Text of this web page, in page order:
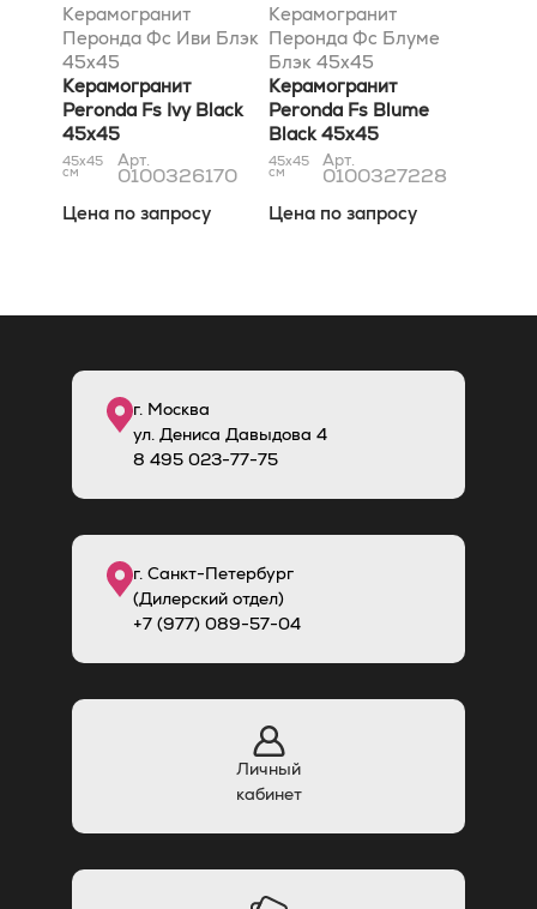
Керамогранит
Перонда Фс Иви Блэк
45x45
Керамогранит
Peronda Fs Ivy Black
45x45
45x45
см
Арт.
0100326170
Цена по запросу
Керамогранит
Перонда Фс Блуме
Блэк 45x45
Керамогранит
Peronda Fs Blume
Black 45x45
45x45
см
Арт.
0100327228
Цена по запросу
г. Москва
ул. Дениса Давыдова 4
8 495 023-77-75
г. Санкт-Петербург
(Дилерский отдел)
+7 (977) 089-57-04
Личный
кабинет